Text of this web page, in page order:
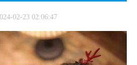
02-23 02:06:47